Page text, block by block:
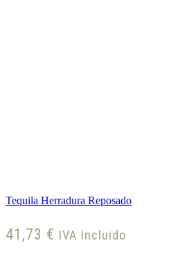
Tequila Herradura Reposado
41,73 € IVA Incluido